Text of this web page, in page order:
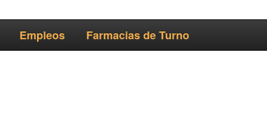
Empleos Farmacias de Turno